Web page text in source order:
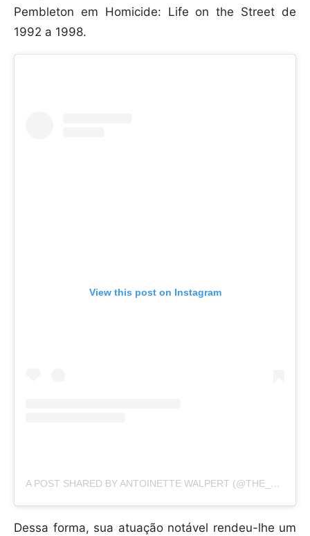
Pembleton em Homicide: Life on the Street de
1992 a 1998.
View this post on Instagram
A POST SHARED BY ANTOINETTE WALPERT (@THE_LIFE_OF_ANTOINETTE)
Dessa forma, sua atuação notável rendeu-lhe um